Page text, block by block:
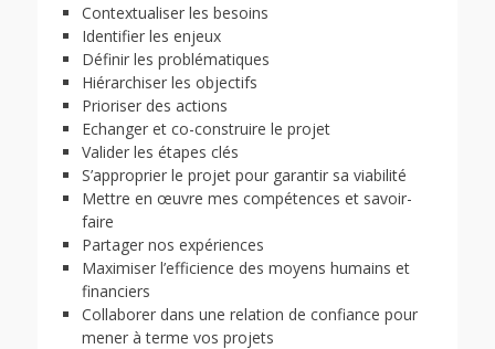
Contextualiser les besoins
Identifier les enjeux
Définir les problématiques
Hiérarchiser les objectifs
Prioriser des actions
Echanger et co-construire le projet
Valider les étapes clés
S’approprier le projet pour garantir sa viabilité
Mettre en œuvre mes compétences et savoir-
faire
Partager nos expériences
Maximiser l’efficience des moyens humains et
financiers
Collaborer dans une relation de confiance pour
mener à terme vos projets